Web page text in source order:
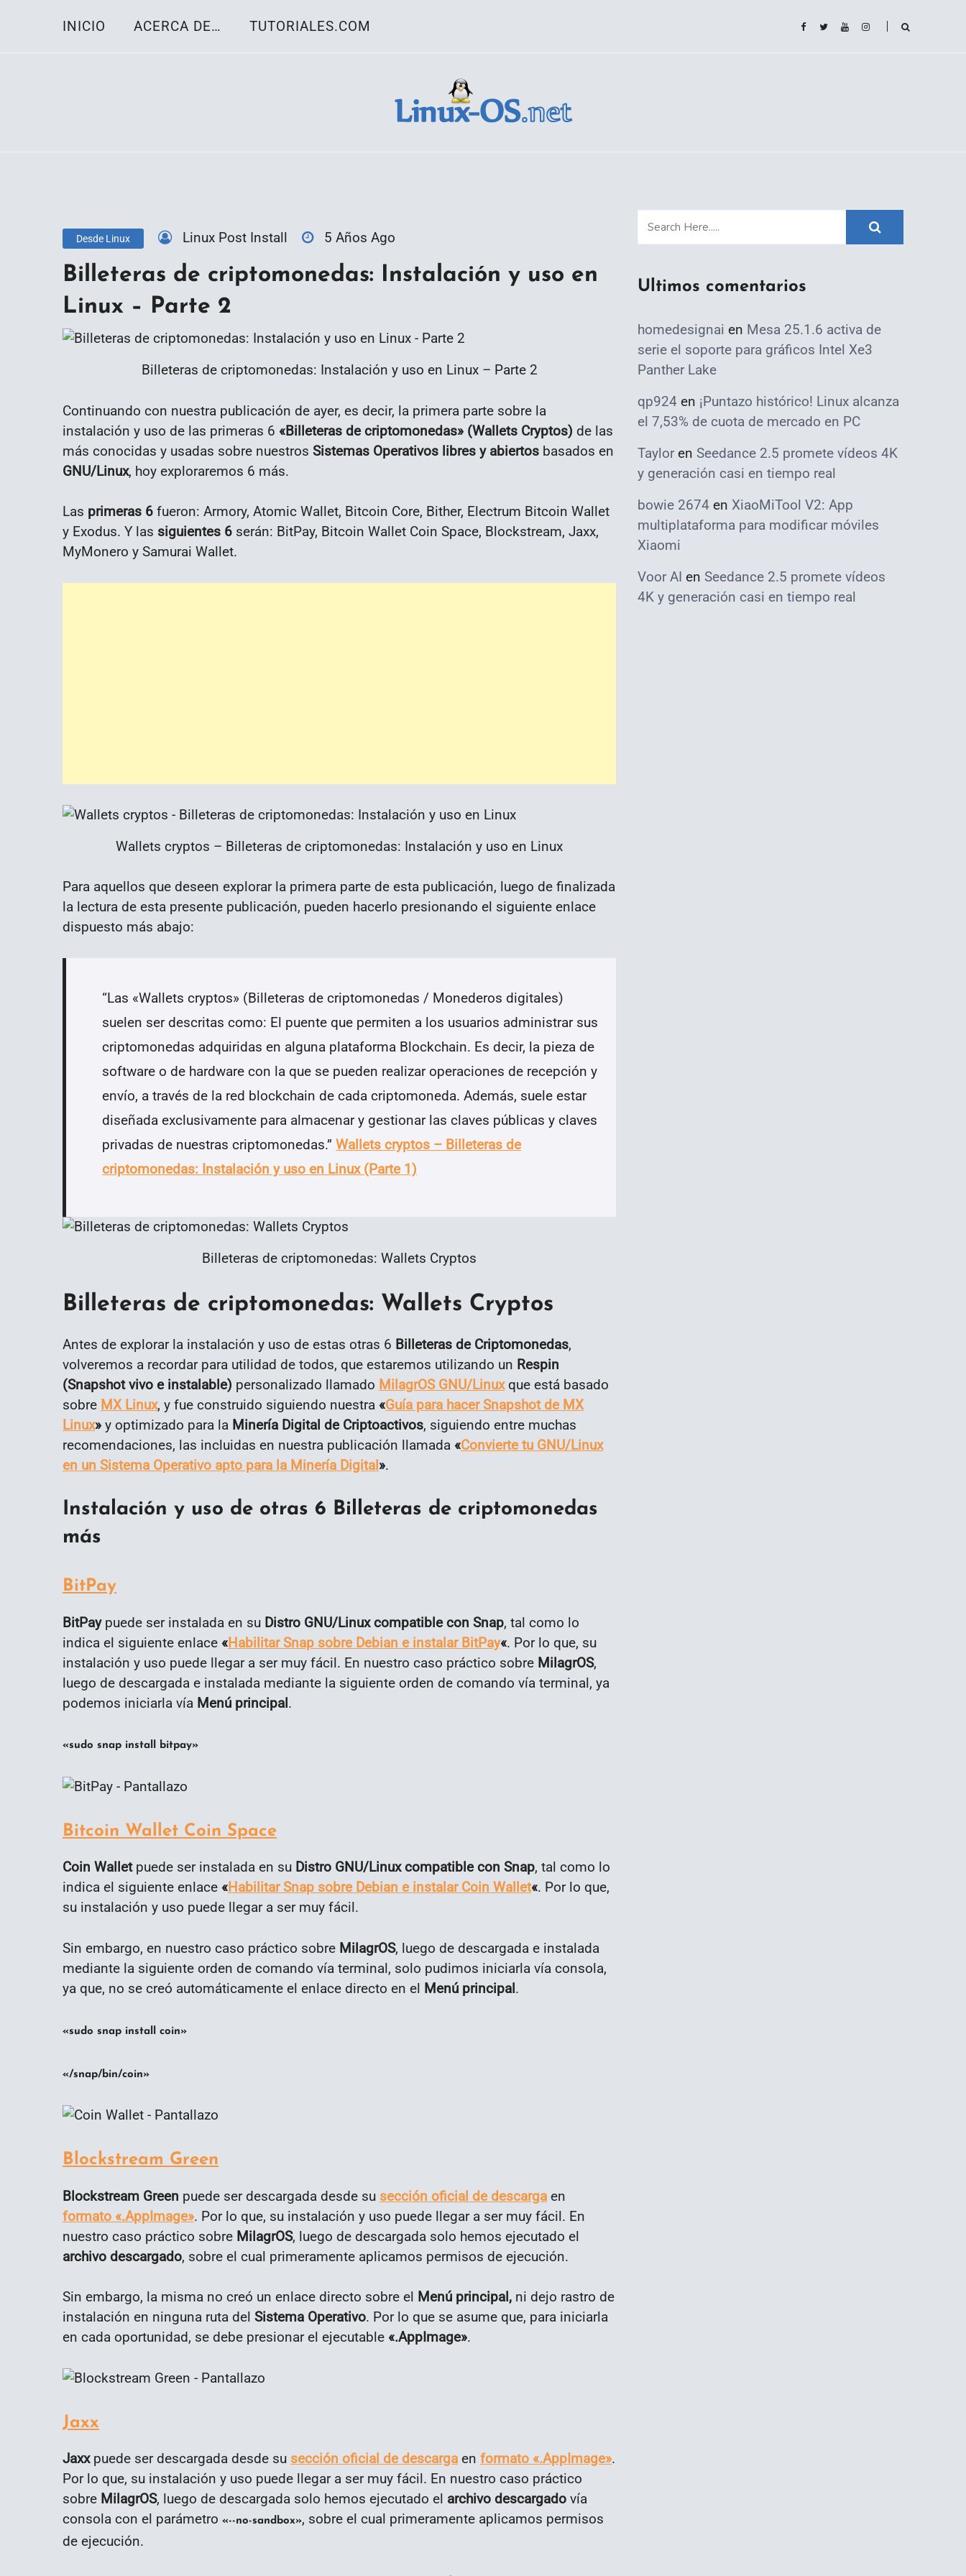
INICIO ACERCA DE… TUTORIALES.COM
Desde Linux Linux Post Install 5 Años Ago
Billeteras de criptomonedas: Instalación y uso en
Linux – Parte 2
Billeteras de criptomonedas: Instalación y uso en Linux – Parte 2
Continuando con nuestra publicación de ayer, es decir, la primera parte sobre la
instalación y uso de las primeras 6 «Billeteras de criptomonedas» (Wallets Cryptos) de las
más conocidas y usadas sobre nuestros Sistemas Operativos libres y abiertos basados en
GNU/Linux, hoy exploraremos 6 más.
Las primeras 6 fueron: Armory, Atomic Wallet, Bitcoin Core, Bither, Electrum Bitcoin Wallet
y Exodus. Y las siguientes 6 serán: BitPay, Bitcoin Wallet Coin Space, Blockstream, Jaxx,
MyMonero y Samurai Wallet.
Wallets cryptos – Billeteras de criptomonedas: Instalación y uso en Linux
Para aquellos que deseen explorar la primera parte de esta publicación, luego de finalizada
la lectura de esta presente publicación, pueden hacerlo presionando el siguiente enlace
dispuesto más abajo:
“Las «Wallets cryptos» (Billeteras de criptomonedas / Monederos digitales)
suelen ser descritas como: El puente que permiten a los usuarios administrar sus
criptomonedas adquiridas en alguna plataforma Blockchain. Es decir, la pieza de
software o de hardware con la que se pueden realizar operaciones de recepción y
envío, a través de la red blockchain de cada criptomoneda. Además, suele estar
diseñada exclusivamente para almacenar y gestionar las claves públicas y claves
privadas de nuestras criptomonedas.” Wallets cryptos – Billeteras de
criptomonedas: Instalación y uso en Linux (Parte 1)
Billeteras de criptomonedas: Wallets Cryptos
Billeteras de criptomonedas: Wallets Cryptos
Antes de explorar la instalación y uso de estas otras 6 Billeteras de Criptomonedas,
volveremos a recordar para utilidad de todos, que estaremos utilizando un Respin
(Snapshot vivo e instalable) personalizado llamado MilagrOS GNU/Linuxque está basado
sobre MX Linux, y fue construido siguiendo nuestra «Guía para hacer Snapshot de MX
Linux» y optimizado para la Minería Digital de Criptoactivos, siguiendo entre muchas
recomendaciones, las incluidas en nuestra publicación llamada «Convierte tu GNU/Linux
en un Sistema Operativo apto para la Minería Digital».
Instalación y uso de otras 6 Billeteras de criptomonedas
más
BitPay
BitPaypuede ser instalada en su Distro GNU/Linux compatible con Snap, tal como lo
indica el siguiente enlace «Habilitar Snap sobre Debian e instalar BitPay«. Por lo que, su
instalación y uso puede llegar a ser muy fácil. En nuestro caso práctico sobre MilagrOS,
luego de descargada e instalada mediante la siguiente orden de comando vía terminal, ya
podemos iniciarla vía Menú principal.
«sudo snap install bitpay»
Bitcoin Wallet Coin Space
Coin Walletpuede ser instalada en su Distro GNU/Linux compatible con Snap, tal como lo
indica el siguiente enlace «Habilitar Snap sobre Debian e instalar Coin Wallet«. Por lo que,
su instalación y uso puede llegar a ser muy fácil.
Sin embargo, en nuestro caso práctico sobre MilagrOS, luego de descargada e instalada
mediante la siguiente orden de comando vía terminal, solo pudimos iniciarla vía consola,
ya que, no se creó automáticamente el enlace directo en el Menú principal.
«sudo snap install coin»
«/snap/bin/coin»
Blockstream Green
Blockstream Green puede ser descargada desde su sección oficial de descarga en
formato «.AppImage». Por lo que, su instalación y uso puede llegar a ser muy fácil. En
nuestro caso práctico sobre MilagrOS, luego de descargada solo hemos ejecutado el
archivo descargado, sobre el cual primeramente aplicamos permisos de ejecución.
Sin embargo, la misma no creó un enlace directo sobre el Menú principal, ni dejo rastro de
instalación en ninguna ruta del Sistema Operativo. Por lo que se asume que, para iniciarla
en cada oportunidad, se debe presionar el ejecutable «.AppImage».
Jaxx
Jaxxpuede ser descargada desde su sección oficial de descarga en formato «.AppImage».
Por lo que, su instalación y uso puede llegar a ser muy fácil. En nuestro caso práctico
sobre MilagrOS, luego de descargada solo hemos ejecutado el archivo descargado vía
consola con el parámetro «--no-sandbox», sobre el cual primeramente aplicamos permisos
de ejecución.
Ultimos comentarios
homedesignai en Mesa 25.1.6 activa de
serie el soporte para gráficos Intel Xe3
Panther Lake
qp924 en ¡Puntazo histórico! Linux alcanza
el 7,53% de cuota de mercado en PC
Taylor en Seedance 2.5 promete vídeos 4K
y generación casi en tiempo real
bowie 2674 en XiaoMiTool V2: App
multiplataforma para modificar móviles
Xiaomi
Voor AI en Seedance 2.5 promete vídeos
4K y generación casi en tiempo real